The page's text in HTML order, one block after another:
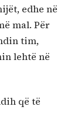
edhe në
mal. Për
tim,
lehtë në
që të